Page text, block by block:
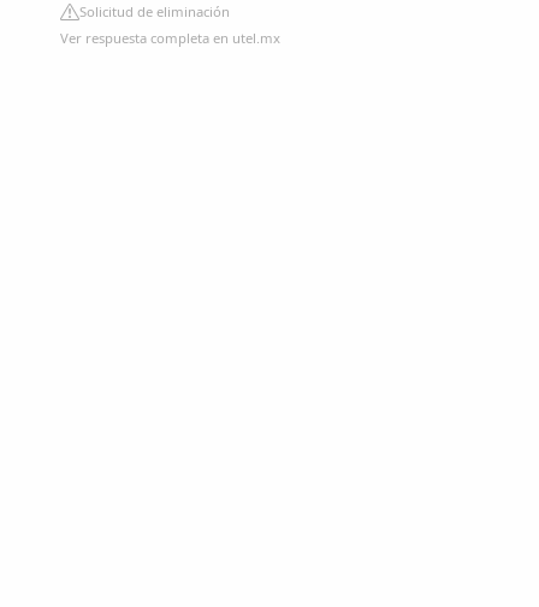
Solicitud de eliminación
Ver respuesta completa en utel.mx